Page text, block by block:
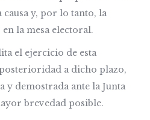
causa y, por lo tanto, la
la mesa electoral.
el ejercicio de esta
a dicho plazo,
y demostrada ante la Junta
brevedad posible.